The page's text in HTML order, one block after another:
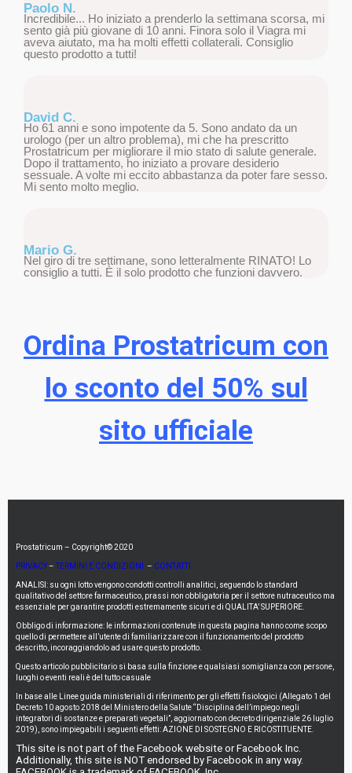
Paolo N.
Incredibile... Ho iniziato a prenderlo la settimana scorsa, mi
sento già più giovane di 10 anni. Finora solo il Viagra mi
aveva aiutato, ma ha molti effetti collaterali. Consiglio
questo prodotto a tutti!
David C.
Ho 61 anni e sono impotente da 5. Sono andato da un
urologo (per un altro problema), mi che ha prescritto
Prostatricum per migliorare il mio stato di salute generale.
Dopo il trattamento, ho iniziato a provare desiderio
sessuale. A volte mi eccito abbastanza da poter fare sesso.
Mi sento molto meglio.
Mario G.
Nel giro di tre settimane, sono letteralmente RINATO! Lo
consiglio a tutti. È il solo prodotto che funzioni davvero.
Ordina Prostatricum con
lo sconto del 50% sul
sito ufficiale
Prostatricum – Copyright© 2020
PRIVACY–TERMINI E CONDIZIONI – CONTATTI
ANALISI: su ogni lotto vengono condotti controlli analitici, seguendo lo standard
qualitativo del settore farmaceutico, prassi non obbligatoria per il settore nutraceutico ma
essenziale per garantire prodotti estremamente sicuri e di QUALITA’ SUPERIORE.
Obbligo di informazione: le informazioni contenute in questa pagina hanno come scopo
quello di permettere all’utente di familiarizzare con il funzionamento del prodotto
descritto, incoraggiandolo ad usare questo prodotto.
Questo articolo pubblicitario si basa sulla finzione e qualsiasi somiglianza con persone,
luoghi o eventi reali è del tutto casuale
In base alle Linee guida ministeriali di riferimento per gli effetti fisiologici (Allegato 1 del
Decreto 10 agosto 2018 del Ministero della Salute “Disciplina dell’impiego negli
integratori di sostanze e preparati vegetali”, aggiornato con decreto dirigenziale 26 luglio
2019), sono impiegabili i seguenti effetti: AZIONE DI SOSTEGNO E RICOSTITUENTE.
This site is not part of the Facebook website or Facebook Inc.
Additionally, this site is NOT endorsed by Facebook in any way.